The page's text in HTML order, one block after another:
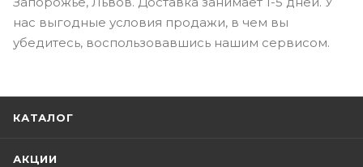
нас выгодные условия продажи, в чем вы
убедитесь, воспользовавшись нашим сервисом.
КАТАЛОГ
АКЦИИ